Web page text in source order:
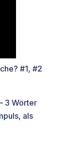
#1, #2
3 Wörter
als